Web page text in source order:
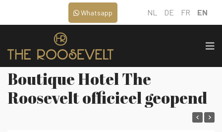
NL DE FR EN
Whatsapp
Boutique Hotel The
Roosevelt officieel geopend